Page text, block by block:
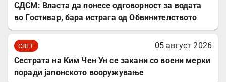
СДСМ: Власта да понесе одговорност за водата
во Гостивар, бара истрага од Обвинителството
СВЕТ
05 август 2026
Сестрата на Ким Чен Ун се закани со воени мерки
поради јапонското вооружување